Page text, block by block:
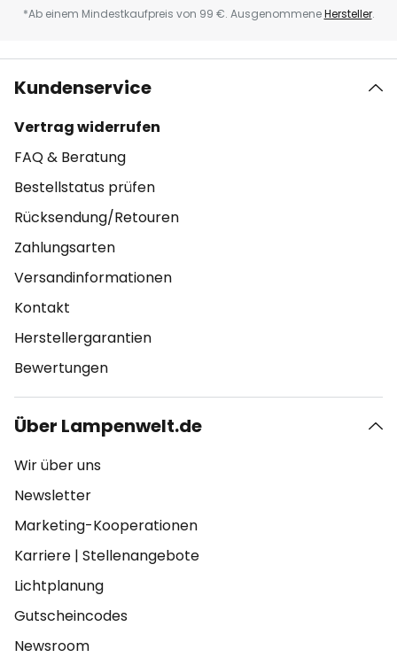
*Ab einem Mindestkaufpreis von 99 €. AusgenommeneHersteller.
Kundenservice
Vertrag widerrufen
FAQ & Beratung
Bestellstatus prüfen
Rücksendung/Retouren
Zahlungsarten
Versandinformationen
Kontakt
Herstellergarantien
Bewertungen
Über Lampenwelt.de
Wir über uns
Newsletter
Marketing-Kooperationen
Karriere | Stellenangebote
Lichtplanung
Gutscheincodes
Newsroom